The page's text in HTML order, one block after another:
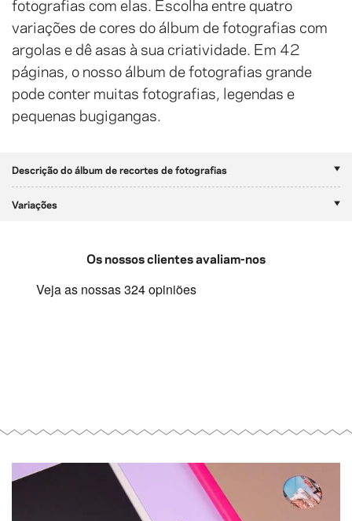
variações de cores do álbum de fotografias com
argolas e dê asas à sua criatividade. Em 42
páginas, o nosso álbum de fotografias grande
pode conter muitas fotografias, legendas e
pequenas bugigangas.
Descrição do álbum de recortes de fotografias
Variações
Os nossos clientes avaliam-nos